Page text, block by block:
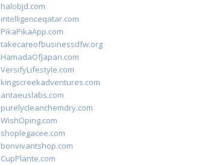
halobjd.com
intelligenceqatar.com
PikaPikaApp.com
takecareofbusinessdfw.org
HamadaOfJapan.com
VersifyLifestyle.com
kingscreekadventures.com
antaeuslabs.com
purelycleanchemdry.com
WishOping.com
shoplegacee.com
bonvivantshop.com
CupPlante.com